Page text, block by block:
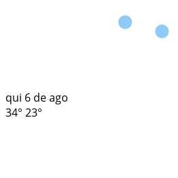
qui 6 de ago
34° 23°